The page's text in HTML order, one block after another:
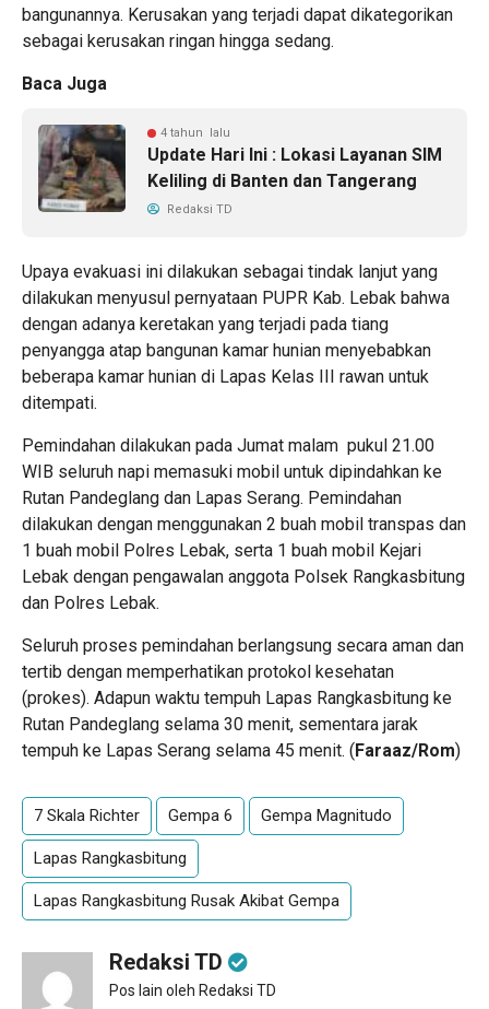
bangunannya. Kerusakan yang terjadi dapat dikategorikan
sebagai kerusakan ringan hingga sedang.
Baca Juga
4 tahun lalu
Update Hari Ini : Lokasi Layanan SIM
Keliling di Banten dan Tangerang
Redaksi TD
Upaya evakuasi ini dilakukan sebagai tindak lanjut yang
dilakukan menyusul pernyataan PUPR Kab. Lebak bahwa
dengan adanya keretakan yang terjadi pada tiang
penyangga atap bangunan kamar hunian menyebabkan
beberapa kamar hunian di Lapas Kelas III rawan untuk
ditempati.
Pemindahan dilakukan pada Jumat malam pukul 21.00
WIB seluruh napi memasuki mobil untuk dipindahkan ke
Rutan Pandeglang dan Lapas Serang. Pemindahan
dilakukan dengan menggunakan 2 buah mobil transpas dan
1 buah mobil Polres Lebak, serta 1 buah mobil Kejari
Lebak dengan pengawalan anggota Polsek Rangkasbitung
dan Polres Lebak.
Seluruh proses pemindahan berlangsung secara aman dan
tertib dengan memperhatikan protokol kesehatan
(prokes). Adapun waktu tempuh Lapas Rangkasbitung ke
Rutan Pandeglang selama 30 menit, sementara jarak
tempuh ke Lapas Serang selama 45 menit. (Faraaz/Rom)
7 Skala Richter Gempa 6 Gempa Magnitudo
Lapas Rangkasbitung
Lapas Rangkasbitung Rusak Akibat Gempa
Redaksi TD
Pos lain oleh Redaksi TD